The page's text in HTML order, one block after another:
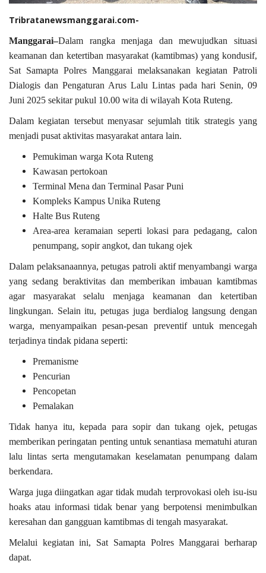
Tribratanewsmanggarai.com-
Manggarai–Dalam rangka menjaga dan mewujudkan situasi
keamanan dan ketertiban masyarakat (kamtibmas) yang kondusif,
Sat Samapta Polres Manggarai melaksanakan kegiatan Patroli
Dialogis dan Pengaturan Arus Lalu Lintas pada hari Senin, 09
Juni 2025 sekitarpukul 10.00 wita di wilayah Kota Ruteng.
Dalam kegiatan tersebut menyasar sejumlah titik strategis yang
menjadi pusat aktivitas masyarakat antara lain.
Pemukiman warga Kota Ruteng
Kawasan pertokoan
Terminal Mena dan Terminal Pasar Puni
Kompleks Kampus Unika Ruteng
Halte Bus Ruteng
Area-area keramaian seperti lokasi para pedagang, calon
penumpang, sopir angkot, dan tukang ojek
Dalam pelaksanaannya, petugas patroli aktif menyambangi warga
yang sedang beraktivitas dan memberikan imbauan kamtibmas
agar masyarakat selalu menjaga keamanan dan ketertiban
lingkungan. Selain itu, petugas juga berdialog langsung dengan
warga, menyampaikan pesan-pesan preventif untuk mencegah
terjadinya tindak pidana seperti:
Premanisme
Pencurian
Pencopetan
Pemalakan
Tidak hanya itu, kepada para sopir dan tukang ojek, petugas
memberikan peringatan penting untuk senantiasa mematuhi aturan
lalu lintas serta mengutamakan keselamatan penumpang dalam
berkendara.
Warga juga diingatkan agar tidak mudah terprovokasi oleh isu-isu
hoaks atau informasi tidak benaryang berpotensi menimbulkan
keresahan dan gangguan kamtibmas di tengah masyarakat.
Melalui kegiatan ini, Sat Samapta Polres Manggarai berharap
dapat.